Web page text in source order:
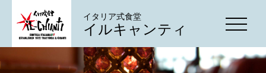
イタリア式食堂
イルキャンティ